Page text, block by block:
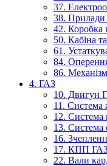
37.
38.
42. Коробка
50. Кабіна
61.
84.
86.
4. ГАЗ
10. Двигун
11.
12. Система
13. Система
16.
17. КПП
22. Вали